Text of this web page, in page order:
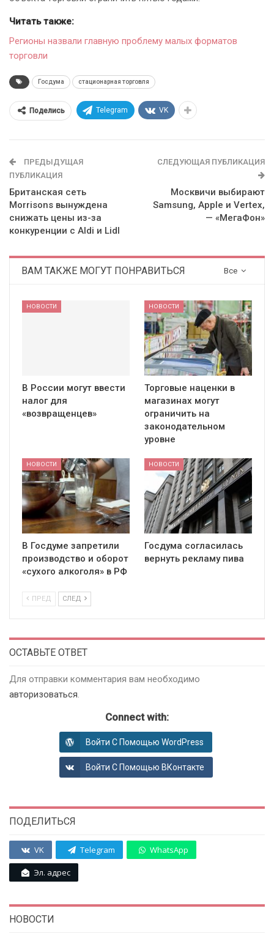
Читать также:
Регионы назвали главную проблему малых форматов
торговли
Госдума стационарная торговля
Поделись Telegram VK
ПРЕДЫДУЩАЯ
ПУБЛИКАЦИЯ
Британская сеть
Morrisons вынуждена
cнижaть цeны из-за
конкуренции с Aldi и Lidl
СЛЕДУЮЩАЯ ПУБЛИКАЦИЯ
Москвичи выбирают
Samsung, Apple и Vertex,
— «МегаФон»
Все
ВАМ ТАКЖЕ МОГУТ ПОНРАВИТЬСЯ
НОВОСТИ
В России могут ввести
налог для
«возвращенцев»
НОВОСТИ
Торговые наценки в
магазинах могут
ограничить на
законодательном
уровне
НОВОСТИ
В Госдуме запретили
производство и оборот
«сухого алкоголя» в РФ
НОВОСТИ
Госдума согласилась
вернуть рекламу пива
ПРЕД СЛЕД
ОСТАВЬТЕ ОТВЕТ
Для отправки комментария вам необходимо
авторизоваться.
Connect with:
Войти С Помощью WordPress
Войти С Помощью ВКонтакте
ПОДЕЛИТЬСЯ
VK Telegram WhatsApp
Эл. адрес
НОВОСТИ